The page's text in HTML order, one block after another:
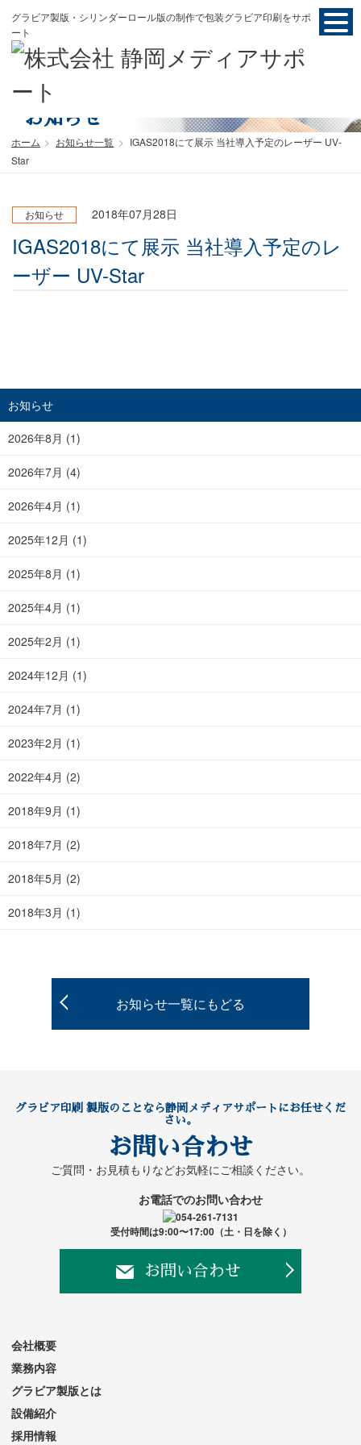
グラビア製版・シリンダーロール版の制作で包装グラビア印刷をサポ
ート
お知らせ
ホーム お知らせ一覧
IGAS2018にて展示 当社導入予定のレーザー UV-
Star
お知らせ 2018年07月28日
IGAS2018にて展示 当社導入予定のレ
ーザー UV-Star
お知らせ
2026年8月 (1)
2026年7月 (4)
2026年4月 (1)
2025年12月 (1)
2025年8月 (1)
2025年4月 (1)
2025年2月 (1)
2024年12月 (1)
2024年7月 (1)
2023年2月 (1)
2022年4月 (2)
2018年9月 (1)
2018年7月 (2)
2018年5月 (2)
2018年3月 (1)
お知らせ一覧にもどる
グラビア印刷 製版のことなら静岡メディアサポートにお任せくだ
さい。
お問い合わせ
ご質問・お見積もりなどお気軽にご相談ください。
お電話でのお問い合わせ
受付時間は9:00〜17:00（土・日を除く）
お問い合わせ
会社概要
業務内容
グラビア製版とは
設備紹介
採用情報